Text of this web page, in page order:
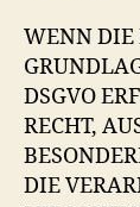
WENN DIE
DSGVO
RECHT,
DIE